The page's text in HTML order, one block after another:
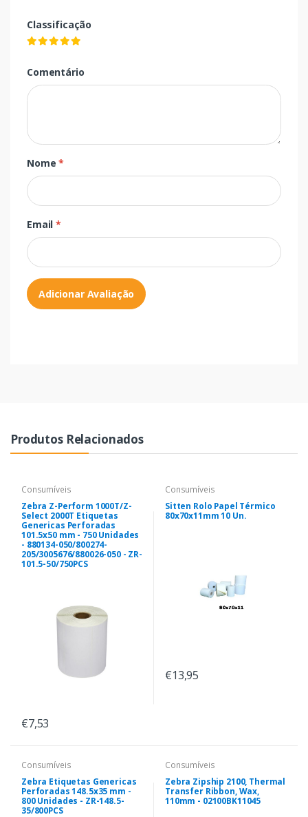
Classificação
Comentário
Nome*
Email*
Adicionar Avaliação
Produtos Relacionados
Consumíveis
Zebra Z-Perform 1000T/Z-
Select 2000T Etiquetas
Genericas Perforadas
101.5x50 mm - 750 Unidades
- 880134-050/800274-
205/3005676/880026-050 - ZR-
101.5-50/750PCS
€7,53
Consumíveis
Sitten Rolo Papel Térmico
80x70x11mm 10 Un.
€13,95
Consumíveis
Zebra Etiquetas Genericas
Perforadas 148.5x35 mm -
800 Unidades - ZR-148.5-
35/800PCS
Consumíveis
Zebra Zipship 2100, Thermal
Transfer Ribbon, Wax,
110mm - 02100BK11045